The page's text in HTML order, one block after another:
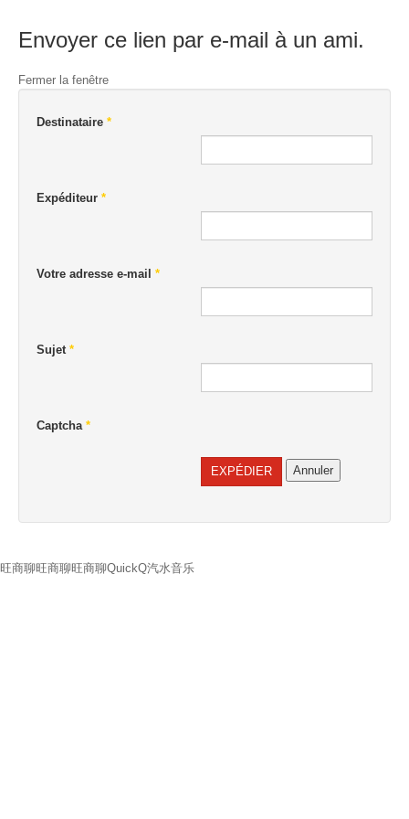
Envoyer ce lien par e-mail à un ami.
Fermer la fenêtre
Destinataire *
Expéditeur *
Votre adresse e-mail *
Sujet*
Captcha*
EXPÉDIER Annuler
旺商聊旺商聊旺商聊QuickQ汽水音乐